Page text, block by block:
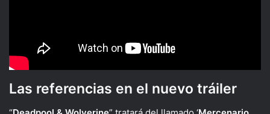
Las referencias en el nuevo tráiler